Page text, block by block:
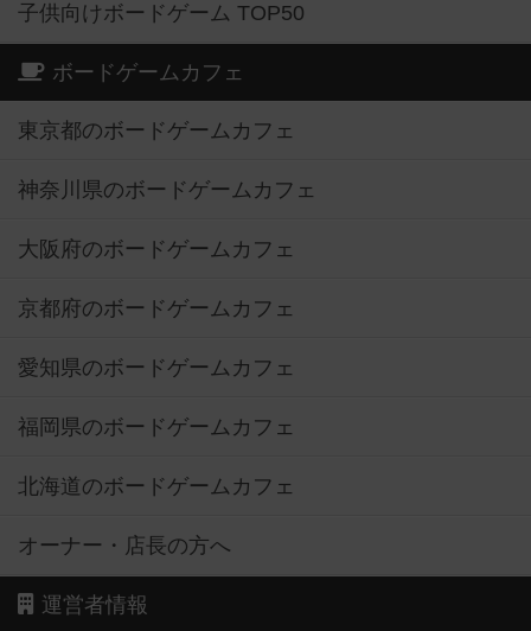
子供向けボードゲーム TOP50
ボードゲームカフェ
東京都のボードゲームカフェ
神奈川県のボードゲームカフェ
大阪府のボードゲームカフェ
京都府のボードゲームカフェ
愛知県のボードゲームカフェ
福岡県のボードゲームカフェ
北海道のボードゲームカフェ
オーナー・店長の方へ
運営者情報